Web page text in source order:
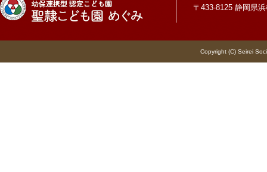
〒433-8125 静岡県
Copyright (C) Seirei